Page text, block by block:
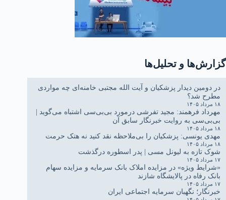
گزارش‌ها و تحلیل‌ها
در دومین دیدار پزشکیان و آیت الله مجتبی خامنه‌ای چه مواردی
مطرح شد؟
۱۸ مرداد ۱۴۰۵
مهرداد فرهمند: مجید تفرشی درمورد بی‌بی‌سی اشتباه می‌گوید |
بی‌بی‌سی به روایت خبرنگار سابق آن
۱۸ مرداد ۱۴۰۵
مهدی یونسی: پزشکیان را بی‌ملاحظه نقد کنید نه هتک حرمت
۱۸ مرداد ۱۴۰۵
شوک تازه به لیونل مسی | پدر اسطوره درگذشت
۱۷ مرداد ۱۴۰۵
«شرایط ویژه» در مزایده املاک بانک سرمایه و مزایده سهام
بانک رفاه در پالایشگاه شازند
۱۷ مرداد ۱۴۰۵
خبرنگار؛ نگهبان سرمایه اجتماعی ایران